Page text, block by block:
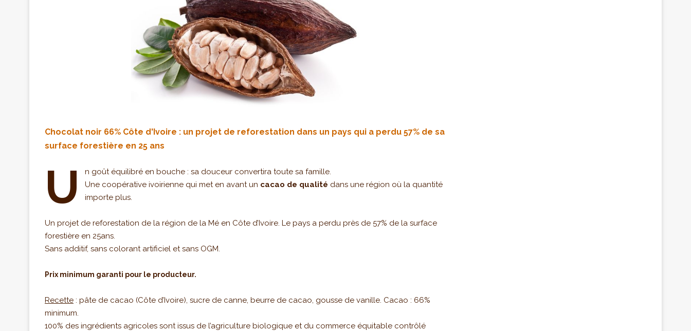
Chocolat noir 66% Côte d'Ivoire : un projet de reforestation dans un pays qui a perdu 57% de sa
surface forestière en 25 ans
U
n goût équilibré en bouche : sa douceur convertira toute sa famille.
Une coopérative ivoirienne qui met en avant un cacao de qualité dans une région où la quantité
importe plus.
Un projet de reforestation de la région de la Mé en Côte d’Ivoire. Le pays a perdu près de 57% de la surface
forestière en 25ans.
Sans additif, sans colorant artificiel et sans OGM.
Prix minimum garanti pour le producteur.
Recette : pâte de cacao (Côte d’Ivoire), sucre de canne, beurre de cacao, gousse de vanille. Cacao : 66%
minimum.
100% des ingrédients agricoles sont issus de l’agriculture biologique et du commerce équitable contrôlé